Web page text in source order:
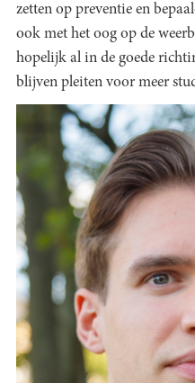
zetten op preventie en
ook met het oog op de
hopelijk al in de goede
blijven pleiten voor meer